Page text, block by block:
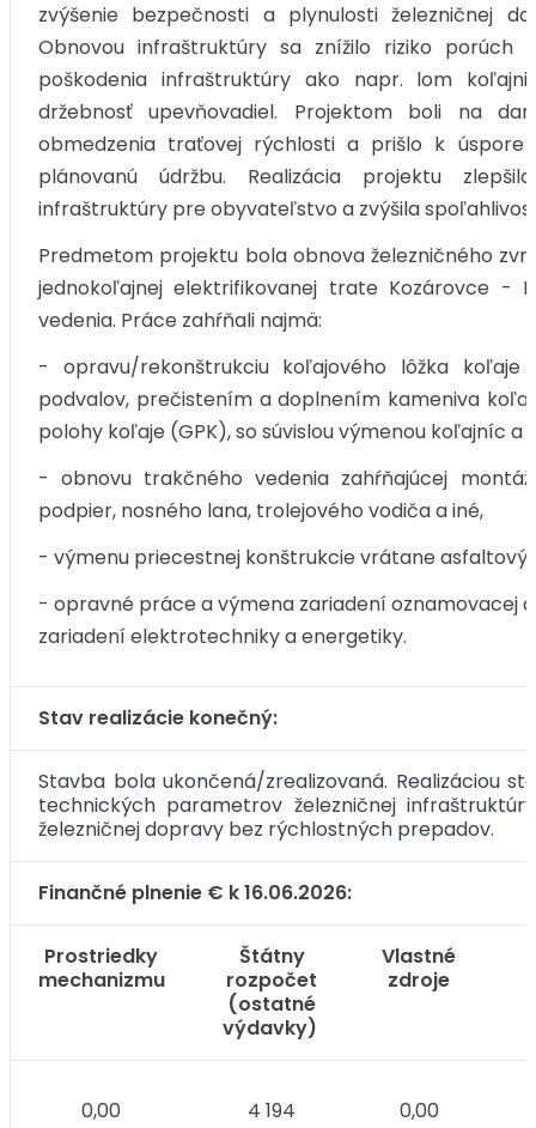
zvýšenie bezpečnosti a plynulosti železničnej
Obnovou infraštruktúry sa znížilo riziko
poškodenia infraštruktúry ako napr. lom
držebnosť upevňovadiel. Projektom boli na
obmedzenia traťovej rýchlosti a prišlo k
plánovanú údržbu. Realizácia projektu
infraštruktúry pre obyvateľstvo a zvýšila
Predmetom projektu bola obnova železničného
jednokoľajnej elektrifikovanej trate Kozárovce -
vedenia. Práce zahŕňali najmä:
- opravu/rekonštrukciu koľajového lôžka
podvalov, prečistením a doplnením kameniva
polohy koľaje (GPK), so súvislou výmenou koľajníc
- obnovu trakčného vedenia zahŕňajúcej
podpier, nosného lana, trolejového vodiča a iné,
- výmenu priecestnej konštrukcie vrátane
- opravné práce a výmena zariadení oznamovacej
zariadení elektrotechniky a energetiky.
Stav realizácie konečný:
Stavba bola ukončená/zrealizovaná. Realizáciou
technických parametrov železničnej
železničnej dopravy bez rýchlostných prepadov.
Finančné plnenie € k 16.06.2026:
Prostriedky
mechanizmu
Štátny
rozpočet
(ostatné
výdavky)
Vlastné
zdroje
0,00
4 194
0,00